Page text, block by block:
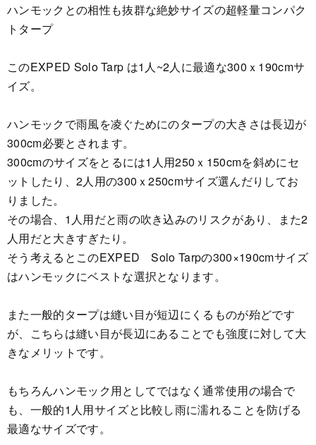
ハンモックとの相性も抜群な絶妙サイズの超軽量コンパク
トタープ
このEXPED Solo Tarp は1人~2人に最適な300ｘ190cmサ
イズ。
ハンモックで雨風を凌ぐためにのタープの大きさは長辺が
300cm必要とされます。
300cmのサイズをとるには1人用250ｘ150cmを斜めにセ
ットしたり、2人用の300ｘ250cmサイズ選んだりしてお
りました。
その場合、1人用だと雨の吹き込みのリスクがあり、また2
人用だと大きすぎたり。
そう考えるとこのEXPED Solo Tarpの300×190cmサイズ
はハンモックにベストな選択となります。
また一般的タープは縫い目が短辺にくるものが殆どです
が、こちらは縫い目が長辺にあることでも強度に対して大
きなメリットです。
もちろんハンモック用としてではなく通常使用の場合で
も、一般的1人用サイズと比較し雨に濡れることを防げる
最適なサイズです。